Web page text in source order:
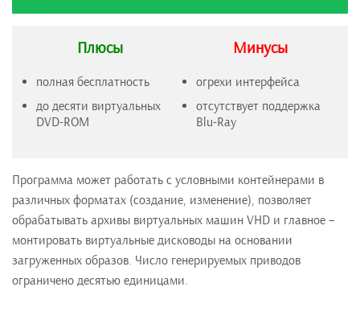
Плюсы
полная бесплатность
до десяти виртуальных
DVD-ROM
Минусы
огрехи интерфейса
отсутствует поддержка
Blu-Ray
Программа может работать с условными контейнерами в
различных форматах (создание, изменение), позволяет
обрабатывать архивы виртуальных машин VHD и главное –
монтировать виртуальные дисководы на основании
загруженных образов. Число генерируемых приводов
ограничено десятью единицами.